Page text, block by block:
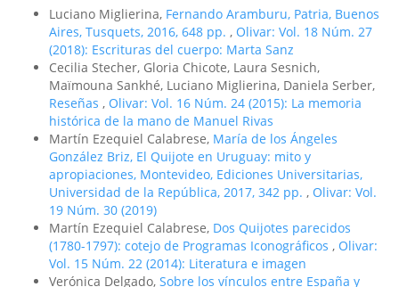
Luciano Miglierina, Fernando Aramburu, Patria, Buenos
Aires, Tusquets, 2016, 648 pp. , Olivar: Vol. 18 Núm. 27
(2018): Escrituras del cuerpo: Marta Sanz
Cecilia Stecher, Gloria Chicote, Laura Sesnich,
Maïmouna Sankhé, Luciano Miglierina, Daniela Serber,
Reseñas , Olivar: Vol. 16 Núm. 24 (2015): La memoria
histórica de la mano de Manuel Rivas
Martín Ezequiel Calabrese, Marí­a de los Ángeles
González Briz, El Quijote en Uruguay: mito y
apropiaciones, Montevideo, Ediciones Universitarias,
Universidad de la República, 2017, 342 pp. , Olivar: Vol.
19 Núm. 30 (2019)
Martín Ezequiel Calabrese, Dos Quijotes parecidos
(1780-1797): cotejo de Programas Iconográficos , Olivar:
Vol. 15 Núm. 22 (2014): Literatura e imagen
Verónica Delgado, Sobre los ví­nculos entre España y